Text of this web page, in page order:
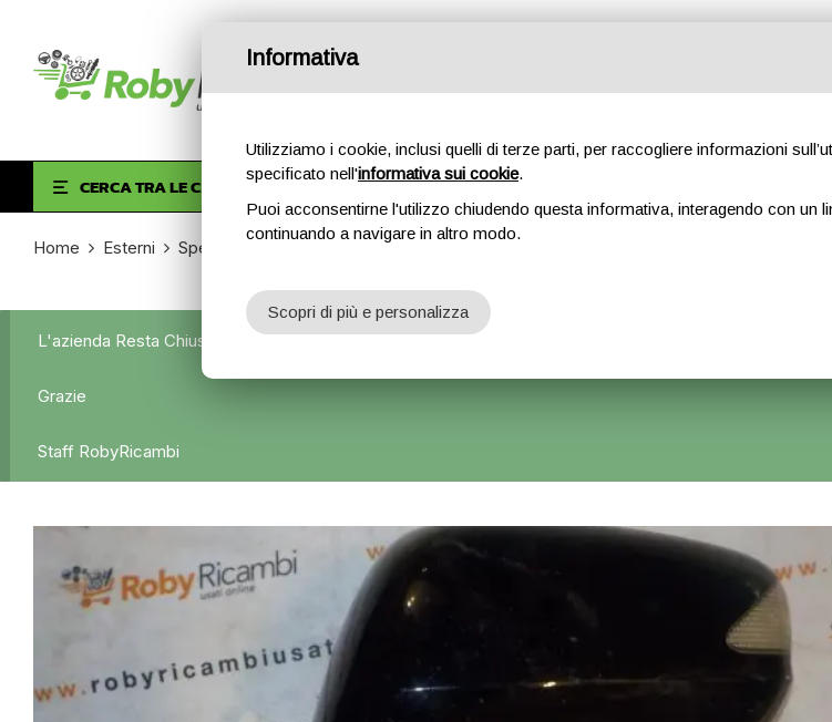
CERCA TRA LE CATEGORIE HOME
Home Esterni Specchietti retrovisori Specchietto retrovisore sinistro – Honda Jazz
L'azienda Resta Chiusa Dal 5.08 Al 31.08 Qualsiasi Ordine Verrà Accettato Ma La Spedizione Ripartirà Dal
Grazie
Staff RobyRicambi
Informativa
Utilizziamo i cookie, inclusi quelli di terze parti, per raccogliere informazioni
specificato nell'informativa sui cookie.
Puoi acconsentirne l'utilizzo chiudendo questa informativa, interagendo con un
continuando a navigare in altro modo.
Scopri di più e personalizza